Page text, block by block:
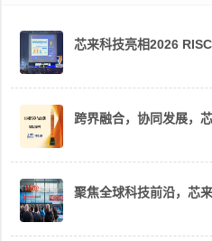
芯来科技亮相2026
跨界融合，协同发展，
聚焦全球科技前沿，芯